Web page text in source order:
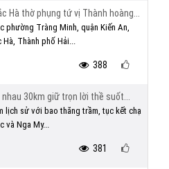
Hà thờ phụng tứ vị Thành hoàng...
phường Tràng Minh, quận Kiến An,
Hà, Thành phố Hải...
388
30km giữ trọn lời thề suốt...
lịch sử với bao thăng trầm, tục kết chạ
và Nga My...
381